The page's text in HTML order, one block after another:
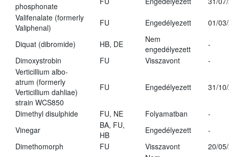
phosphonate
Valifenalate (formerly
Valiphenal)
FU Engedélyezett 01/
Diquat (dibromide) HB, DE
Nem
engedélyezett
-
Dimoxystrobin
FU Visszavont
-
Verticillium albo-
atrum (formerly
Verticillium dahliae)
strain WCS850
FU Engedélyezett 31/
Dimethyl disulphide FU, NE Folyamatban
-
Vinegar
BA, FU,
HB
Engedélyezett
-
Dimethomorph
FU Visszavont
20/